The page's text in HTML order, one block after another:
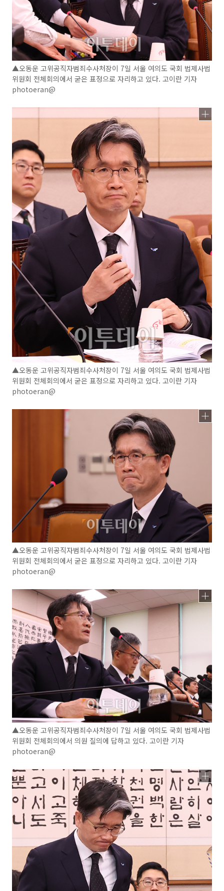
▲오동운 고위공직자범죄수사처장이 7일 서울 여의도 국회 법제사법
위원회 전체회의에서 굳은 표정으로 자리하고 있다. 고이란 기자
photoeran@
▲오동운 고위공직자범죄수사처장이 7일 서울 여의도 국회 법제사법
위원회 전체회의에서 굳은 표정으로 자리하고 있다. 고이란 기자
photoeran@
▲오동운 고위공직자범죄수사처장이 7일 서울 여의도 국회 법제사법
위원회 전체회의에서 굳은 표정으로 자리하고 있다. 고이란 기자
photoeran@
▲오동운 고위공직자범죄수사처장이 7일 서울 여의도 국회 법제사법
위원회 전체회의에서 의원 질의에 답하고 있다. 고이란 기자
photoeran@